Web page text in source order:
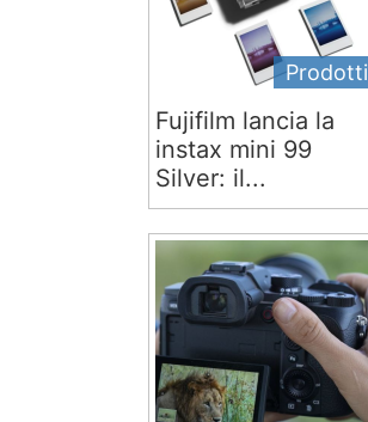
Prodotti
Fujifilm lancia la
instax mini 99
Silver: il...